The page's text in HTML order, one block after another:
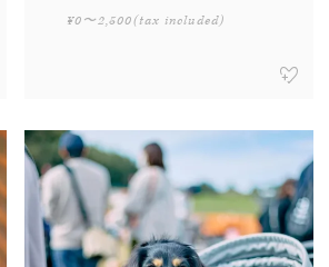
¥0〜2,500(tax included)